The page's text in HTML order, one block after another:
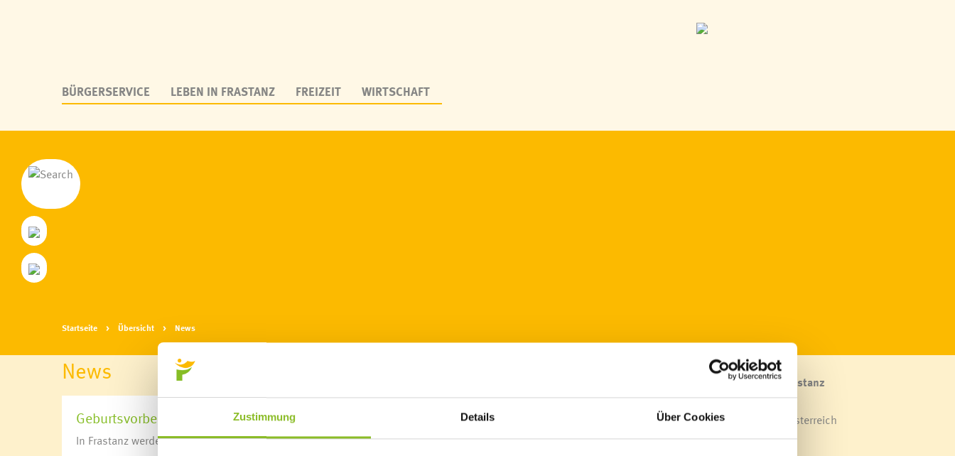
Zustimmung Details Über Cookies
BÜRGERSERVICE LEBEN IN FRASTANZ FREIZEIT WIRTSCHAFT
Startseite Übersicht News
News
Geburtsvorbereitung
In Frastanz werden ab 2017 wieder Geburtsvorbereitungskurse angeboten. Der nächste Kurs startet Ende Mai.
Marktgemeinde Frastanz
A-6820 Frastanz, Österreich
Lageplan